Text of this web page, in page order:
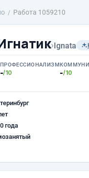
Работа 1059210
›Ignata
ПРОФЕССИОНАЛИЗМ
-/10 -/10
года